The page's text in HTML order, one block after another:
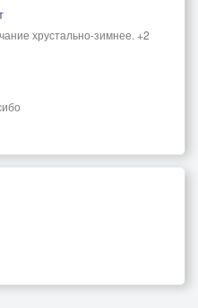
там.
хрустально-зимнее. +2